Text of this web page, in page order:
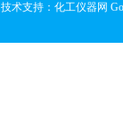
技术支持：化工仪器网